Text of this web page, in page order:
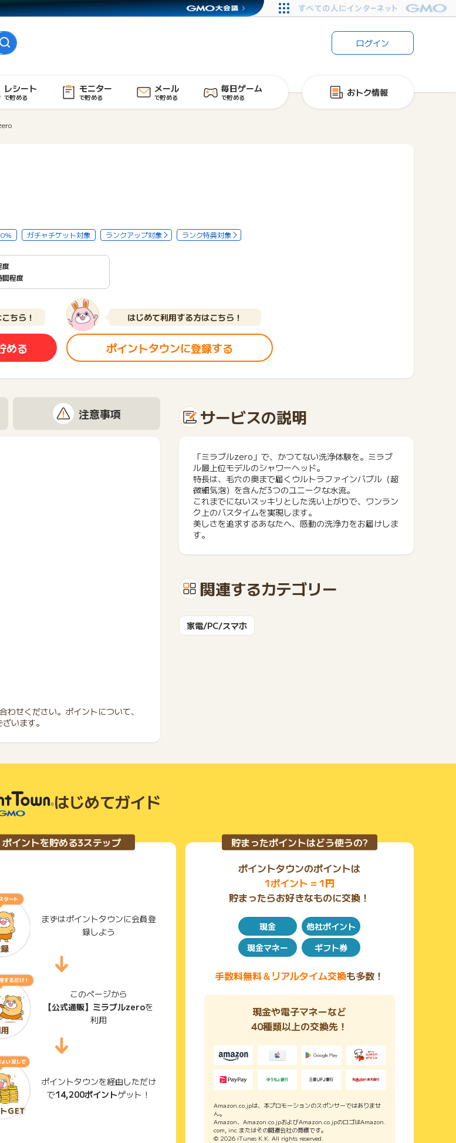
ログイン
レシート
で貯める
モニター
で貯める
メール
で貯める
毎日ゲーム
で貯める おトク情報
ガチャチケット対象 ランクアップ対象 ランク特典対象
度
間程度
ちら！
める
はじめて利用する方はこちら！
ポイントタウンに登録する
注意事項
わせください。ポイントについて、
います。
サービスの説明
「ミラブルzero」で、かつてない洗浄体験を。ミラブ
ル最上位モデルのシャワーヘッド。
特長は、毛穴の奥まで届くウルトラファインバブル（超
微細気泡）を含んだ3つのユニークな水流。
これまでにないスッキリとした洗い上がりで、ワンラン
ク上のバスタイムを実現します。
美しさを追求するあなたへ、感動の洗浄力をお届けしま
す。
関連するカテゴリー
家電/PC/スマホ
はじめてガイド
ポイントを貯める3ステップ
まずはポイントタウンに会員登
録しよう
このページから
【公式通販】ミラブルzeroを
利用
ポイントタウンを経由しただけ
で14,200ポイントゲット！
貯まったポイントはどう使うの?
ポイントタウンのポイントは
1ポイント = 1円
貯まったらお好きなものに交換！
現金
他社ポイント
現金マネー
ギフト券
手数料無料＆リアルタイム交換も多数！
現金や電子マネーなど
40種類以上の交換先！
Amazon.co.jpは、本プロモーションのスポンサーではありませ
ん。
Amazon、Amazon.co.jpおよびAmazon.co.jpのロゴはAmazon.
com, inc.またはその関連会社の商標です。
© 2026 iTunes K.K. All rights reserved.